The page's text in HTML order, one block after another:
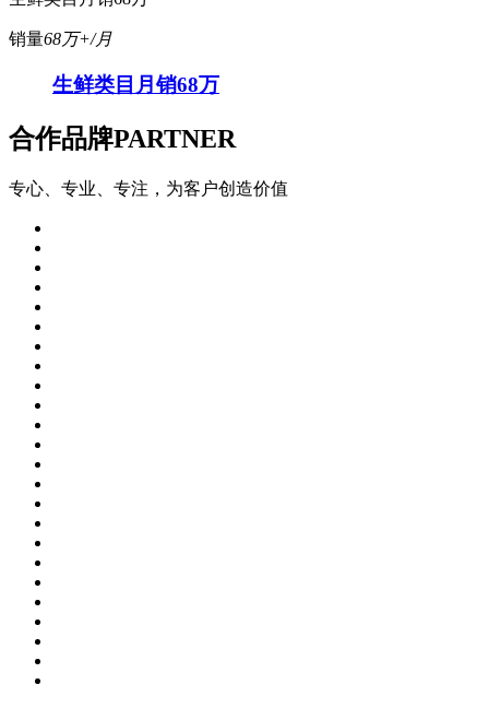
销量68万+/月
生鲜类目月销68万
合作品牌PARTNER
专心、专业、专注，为客户创造价值